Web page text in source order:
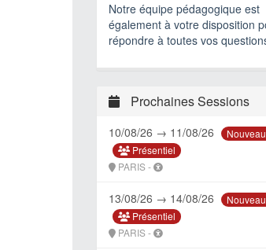
Notre équipe pédagogique est
également à votre disposition
répondre à toutes vos
Prochaines Sessions
10/08/26 → 11/08/26
Présentiel
PARIS -
13/08/26 → 14/08/26
Présentiel
PARIS -